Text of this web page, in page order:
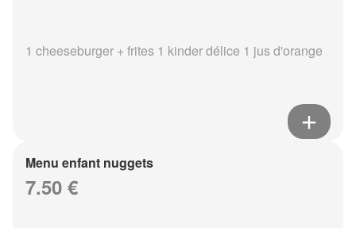
1 cheeseburger + frites 1 kinder délice 1 jus d'orange
Menu enfant nuggets
7.50 €